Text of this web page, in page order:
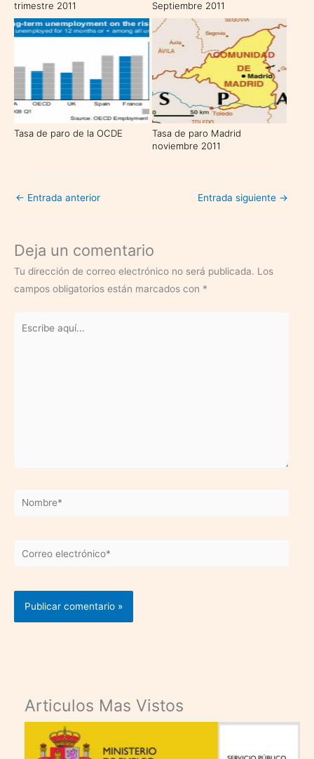
trimestre 2011 Septiembre 2011
Tasa de paro de la OCDE
Tasa de paro Madrid
noviembre 2011
← Entrada anterior Entrada siguiente →
Deja un comentario
Tu dirección de correo electrónico no será publicada. Los
campos obligatorios están marcados con *
Nombre*
Correo
Articulos Mas Vistos